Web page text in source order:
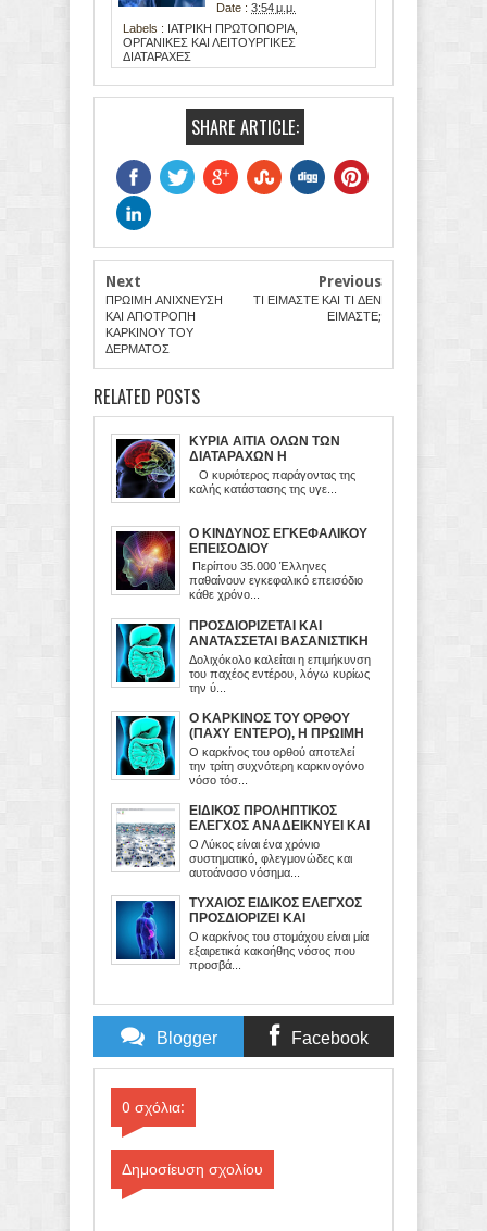
Date : 3:54 μ.μ.
Labels : ΙΑΤΡΙΚΗ ΠΡΩΤΟΠΟΡΙΑ
ΟΡΓΑΝΙΚΕΣ ΚΑΙ ΛΕΙΤΟΥΡΓΙΚΕΣ
ΔΙΑΤΑΡΑΧΕΣ
SHARE ARTICLE:
Next
ΠΡΩΙΜΗ ΑΝΙΧΝΕΥΣΗ
ΚΑΙ ΑΠΟΤΡΟΠΗ
ΚΑΡΚΙΝΟΥ ΤΟΥ
ΔΕΡΜΑΤΟΣ
Previous
ΤΙ ΕΙΜΑΣΤΕ ΚΑΙ ΤΙ ΔΕΝ
ΕΙΜΑΣΤΕ;
RELATED POSTS
ΚΥΡΙΑ ΑΙΤΙΑ ΟΛΩΝ ΤΩΝ
ΔΙΑΤΑΡΑΧΩΝ Η
ΨΥΧΟΣΥΝΑΙΣΘΗΜΑΤΙΚΗ
ΚΑΤΑΣΤΑΣΗ
Ο κυριότερος παράγοντας της
καλής κατάστασης της υγε...
Ο ΚΙΝΔΥΝΟΣ ΕΓΚΕΦΑΛΙΚΟΥ
ΕΠΕΙΣΟΔΙΟΥ
Περίπου 35.000 Έλληνες
παθαίνουν εγκεφαλικό επεισόδιο
κάθε χρόνο...
ΠΡΟΣΔΙΟΡΙΖΕΤΑΙ ΚΑΙ
ΑΝΑΤΑΣΣΕΤΑΙ ΒΑΣΑΝΙΣΤΙΚΗ
ΔΙΑΤΑΡΑΧΗ ΤΟΥ ΠΑΧΕΟΣ
ΕΝΤΕΡΟΥ
Δολιχόκολο καλείται η επιμήκυνση
του παχέος εντέρου, λόγω κυρίως
την ύ...
Ο ΚΑΡΚΙΝΟΣ ΤΟΥ ΟΡΘΟΥ
(ΠΑΧΥ ΕΝΤΕΡΟ), Η ΠΡΩΙΜΗ
ΑΝΙΧΝΕΥΣΗ ΚΑΙ Η ΕΚΤΡΟΠΗ
ΤΟΥ
Ο καρκίνος του ορθού αποτελεί
την τρίτη συχνότερη καρκινογόνο
νόσο τόσ...
ΕΙΔΙΚΟΣ ΠΡΟΛΗΠΤΙΚΟΣ
ΕΛΕΓΧΟΣ ΑΝΑΔΕΙΚΝΥΕΙ ΚΑΙ
ΑΠΟΚΑΘΙΣΤΑ ΒΑΡΥ ΚΑΙ
ΔΥΣΚΟΛΟ ΝΑ
ΑΝΤΙΜΕΤΩΠΙΣΘΕΙ ΝΟΣΗΜΑ
Ο Λύκος είναι ένα χρόνιο
συστηματικό, φλεγμονώδες και
αυτοάνοσο νόσημα...
ΤΥΧΑΙΟΣ ΕΙΔΙΚΟΣ ΕΛΕΓΧΟΣ
ΠΡΟΣΔΙΟΡΙΖΕΙ ΚΑΙ
ΑΝΑΤΡΕΠΕΙ ΠΟΛΥ
ΕΠΙΚΙΝΔΥΝΟ ΚΑΡΚΙΝΟ
Ο καρκίνος του στομάχου είναι μία
εξαιρετικά κακοήθης νόσος που
προσβά...
Blogger Facebook
0 σχόλια:
Δημοσίευση σχολίου